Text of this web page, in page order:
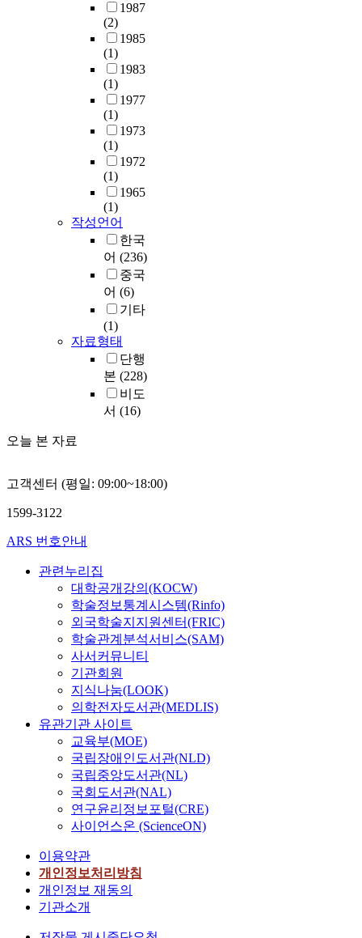
1987
(2)
1985
(1)
1983
(1)
1977
(1)
1973
(1)
1972
(1)
1965
(1)
작성언어
한국
어 (236)
중국
어 (6)
기타
(1)
자료형태
단행
본 (228)
비도
서 (16)
오늘 본 자료
고객센터 (평일: 09:00~18:00)
1599-3122
ARS 번호안내
관련누리집
대학공개강의(KOCW)
학술정보통계시스템(Rinfo)
외국학술지지원센터(FRIC)
학술관계분석서비스(SAM)
사서커뮤니티
기관회원
지식나눔(LOOK)
의학전자도서관(MEDLIS)
유관기관 사이트
교육부(MOE)
국립장애인도서관(NLD)
국립중앙도서관(NL)
국회도서관(NAL)
연구윤리정보포털(CRE)
사이언스온 (ScienceON)
이용약관
개인정보처리방침
개인정보 재동의
기관소개